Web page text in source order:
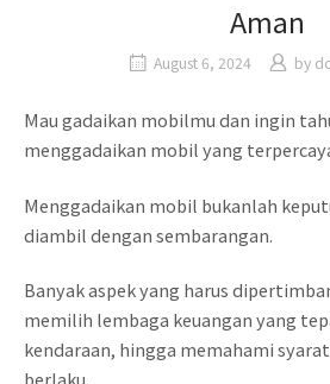
Aman
August 6, 2024 by
Mau gadaikan mobilmu dan ingin
menggadaikan mobil yang
Menggadaikan mobil bukanlah
diambil dengan sembarangan.
Banyak aspek yang harus
memilih lembaga keuangan yang
kendaraan, hingga memahami
berlaku.